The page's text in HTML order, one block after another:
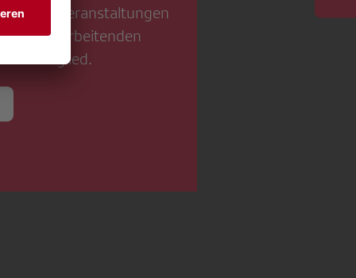
Veranstaltungen
ihre Mitarbeitenden
Mitglied.